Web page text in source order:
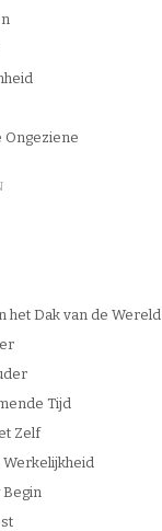
Ongeziene
het Dak van de Wereld
Tijd
Zelf
Begin